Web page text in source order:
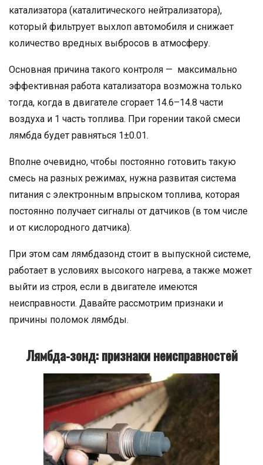
катализатора (каталитического нейтрализатора),
который фильтрует выхлоп автомобиля и снижает
количество вредных выбросов в атмосферу.
Основная причина такого контроля — максимально
эффективная работа катализатора возможна только
тогда, когда в двигателе сгорает 14.6–14.8 части
воздуха и 1 часть топлива. При горении такой смеси
лямбда будет равняться 1±0.01.
Вполне очевидно, чтобы постоянно готовить такую
смесь на разных режимах, нужна развитая система
питания с электронным впрыском топлива, которая
постоянно получает сигналы от датчиков (в том числе
и от кислородного датчика).
При этом сам лямбдазонд стоит в выпускной системе,
работает в условиях высокого нагрева, а также может
выйти из строя, если в двигателе имеются
неисправности. Давайте рассмотрим признаки и
причины поломок лямбды.
Лямбда-зонд: признаки неисправностей